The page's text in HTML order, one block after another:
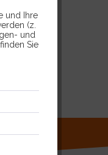
und Ihre
(z.
und
Sie